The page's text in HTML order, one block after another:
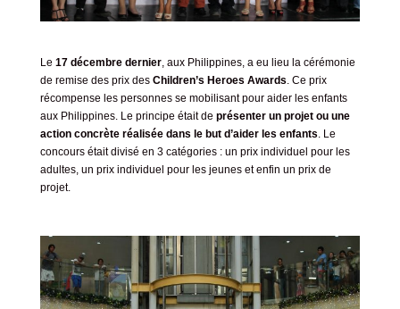
Le 17 décembre dernier, aux Philippines, a eu lieu la cérémonie
de remise des prix des Children’s Heroes Awards. Ce prix
récompense les personnes se mobilisant pour aider les enfants
aux Philippines. Le principe était de présenter un projet ou une
action concrète réalisée dans le but d’aider les enfants. Le
concours était divisé en 3 catégories : un prix individuel pour les
adultes, un prix individuel pour les jeunes et enfin un prix de
projet.